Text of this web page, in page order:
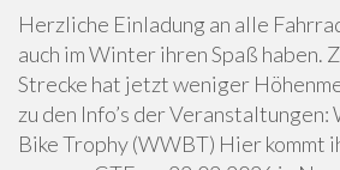
Herzliche Einladung an alle
auch im Winter ihren Spaß haben.
Strecke hat jetzt weniger
zu den Info’s der
Bike Trophy (WWBT) Hier kommt